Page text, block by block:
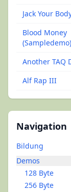
Navigation
Bildung
Demos
128 Byte
256 Byte
Jack Your
Blood Money
(Sampledemo)
Another TAQ
Alf Rap III